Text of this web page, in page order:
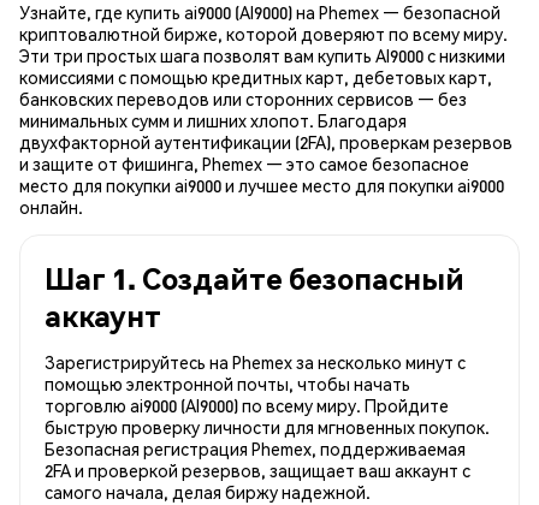
Узнайте, где купить ai9000 (AI9000) на Phemex — безопасной
криптовалютной бирже, которой доверяют по всему миру.
Эти три простых шага позволят вам купить AI9000 с низкими
комиссиями с помощью кредитных карт, дебетовых карт,
банковских переводов или сторонних сервисов — без
минимальных сумм и лишних хлопот. Благодаря
двухфакторной аутентификации (2FA), проверкам резервов
и защите от фишинга, Phemex — это самое безопасное
место для покупки ai9000 и лучшее место для покупки ai9000
онлайн.
Шаг 1. Создайте безопасный
аккаунт
Зарегистрируйтесь на Phemex за несколько минут с
помощью электронной почты, чтобы начать
торговлю ai9000 (AI9000) по всему миру. Пройдите
быструю проверку личности для мгновенных покупок.
Безопасная регистрация Phemex, поддерживаемая
2FA и проверкой резервов, защищает ваш аккаунт с
самого начала, делая биржу надежной.